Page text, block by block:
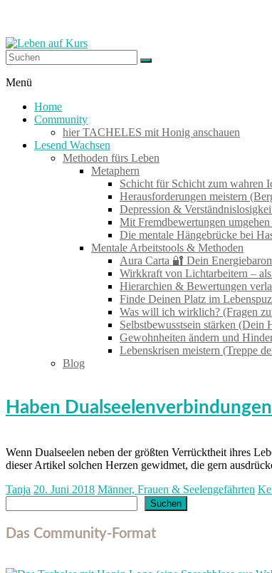
springen
Leben
Kurs
Werkzeuge
Menü
Home
Community
hier TACHELES mit Honig anschauen
Lesend Wachsen
Methoden fürs Leben
Metaphern
Schicht für Schicht zum wahren
Herausforderungen meistern
Depression &
Mit Fremdbewertungen
Die mentale Hängebrücke bei
Mentale Arbeitstools & Methoden
Aura Carta 🔐 Dein
Wirkkraft von Lichtarbeitern –
Hierarchien & Bewertungen
Finde Deinen Platz im
Was will ich wirklich? (Fragen
Selbstbewusstsein stärken (Dein
Gewohnheiten ändern und
Lebenskrisen meistern (Treppe
Blog
Haben
Wenn Dualseelen neben der größten Verrücktheit ihres
dieser Artikel solchen Herzen gewidmet, die gern
Tanja 20. Juni 2018 Männer, Frauen & Seelengefährten
Suchen
Das Community-Format